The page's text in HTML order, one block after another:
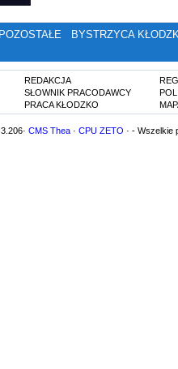
POZOSTAŁE BYSTRZYCA
REDAKCJA
SŁOWNIK PRACODAWCY
PRACA KŁODZKO
CMS Thea · CPU ZETO · - Wszelkie